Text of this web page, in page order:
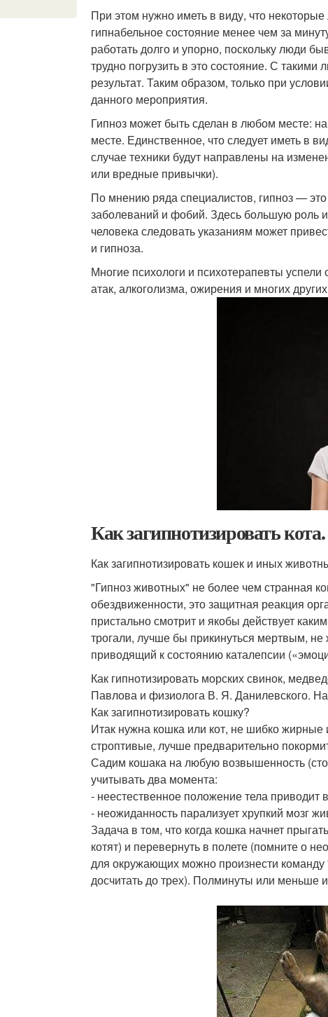
При этом нужно иметь в виду, что
гипнабельное состояние менее чем за
работать долго и упорно, поскольку люди
трудно погрузить в это состояние. С
результат. Таким образом, только при
данного мероприятия.
Гипноз может быть сделан в любом месте:
месте. Единственное, что следует иметь в
случае техники будут направлены на
или вредные привычки).
По мнению ряда специалистов, гипноз —
заболеваний и фобий. Здесь большую роль
человека следовать указаниям может
и гипноза.
Многие психологи и психотерапевты
атак, алкоголизма, ожирения и многих
Как загипнотизировать
Как загипнотизировать кошек и иных
"Гипноз животных" не более чем странная
обездвиженности, это защитная реакция
пристально смотрит и якобы действует
трогали, лучше бы прикинуться мертвым,
приводящий к состоянию каталепсии
Как гипнотизировать морских свинок,
Павлова и физиолога В. Я. Данилевского.
Как загипнотизировать кошку?
Итак нужна кошка или кот, не шибко
строптивые, лучше предварительно
Садим кошака на любую возвышенность
учитывать два момента:
- неестественное положение тела приводит
- неожиданность парализует хрупкий мозг
Задача в том, что когда кошка начнет
котят) и перевернуть в полете (помните о
для окружающих можно произнести
досчитать до трех). Полминуты или меньше